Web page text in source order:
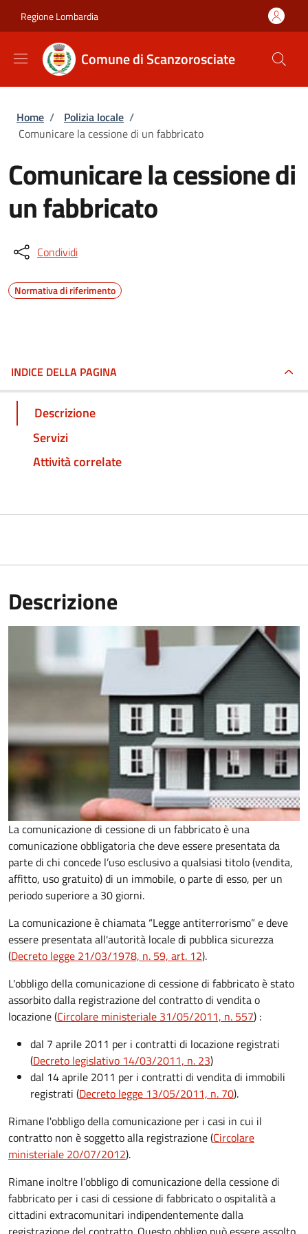
Regione Lombardia
Comune di Scanzorosciate
Briciole di pane
Home / Polizia locale /
Comunicare la cessione di un fabbricato
Comunicare la cessione di
un fabbricato
Condividi
Normativa di riferimento
INDICE DELLA PAGINA
Descrizione
Servizi
Attività correlate
Descrizione
La comunicazione di cessione di un fabbricato è una
comunicazione obbligatoria che deve essere presentata da
parte di chi concede l’uso esclusivo a qualsiasi titolo (vendita,
affitto, uso gratuito) di un immobile, o parte di esso, per un
periodo superiore a 30 giorni.
La comunicazione è chiamata “Legge antiterrorismo” e deve
essere presentata all'autorità locale di pubblica sicurezza
(Decreto legge 21/03/1978, n. 59, art. 12).
L'obbligo della comunicazione di cessione di fabbricato è stato
assorbito dalla registrazione del contratto di vendita o
locazione (Circolare ministeriale 31/05/2011, n. 557) :
dal 7 aprile 2011 per i contratti di locazione registrati
(Decreto legislativo 14/03/2011, n. 23)
dal 14 aprile 2011 per i contratti di vendita di immobili
registrati (Decreto legge 13/05/2011, n. 70).
Rimane l'obbligo della comunicazione per i casi in cui il
contratto non è soggetto alla registrazione (Circolare
ministeriale 20/07/2012).
Rimane inoltre l’obbligo di comunicazione della cessione di
fabbricato per i casi di cessione di fabbricato o ospitalità a
cittadini extracomunitari indipendentemente dalla